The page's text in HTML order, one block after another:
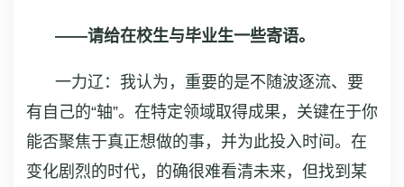
——请给在校生与毕业生一些寄语。
一力辽：我认为，重要的是不随波逐流、要
有自己的“轴”。在特定领域取得成果，关键在于你
能否聚焦于真正想做的事，并为此投入时间。在
变化剧烈的时代，的确很难看清未来，但找到某